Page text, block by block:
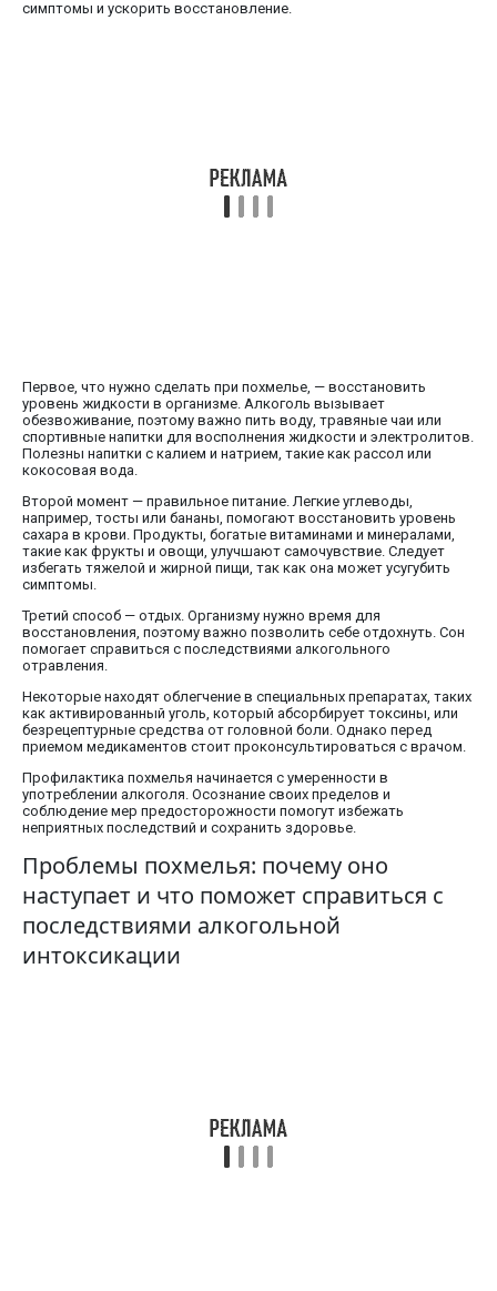
симптомы и ускорить восстановление.
Первое, что нужно сделать при похмелье, — восстановить
уровень жидкости в организме. Алкоголь вызывает
обезвоживание, поэтому важно пить воду, травяные чаи или
спортивные напитки для восполнения жидкости и электролитов.
Полезны напитки с калием и натрием, такие как рассол или
кокосовая вода.
Второй момент — правильное питание. Легкие углеводы,
например, тосты или бананы, помогают восстановить уровень
сахара в крови. Продукты, богатые витаминами и минералами,
такие как фрукты и овощи, улучшают самочувствие. Следует
избегать тяжелой и жирной пищи, так как она может усугубить
симптомы.
Третий способ — отдых. Организму нужно время для
восстановления, поэтому важно позволить себе отдохнуть. Сон
помогает справиться с последствиями алкогольного
отравления.
Некоторые находят облегчение в специальных препаратах, таких
как активированный уголь, который абсорбирует токсины, или
безрецептурные средства от головной боли. Однако перед
приемом медикаментов стоит проконсультироваться с врачом.
Профилактика похмелья начинается с умеренности в
употреблении алкоголя. Осознание своих пределов и
соблюдение мер предосторожности помогут избежать
неприятных последствий и сохранить здоровье.
Проблемы похмелья: почему оно
наступает и что поможет справиться с
последствиями алкогольной
интоксикации